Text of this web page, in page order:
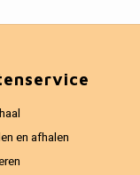
en afhalen